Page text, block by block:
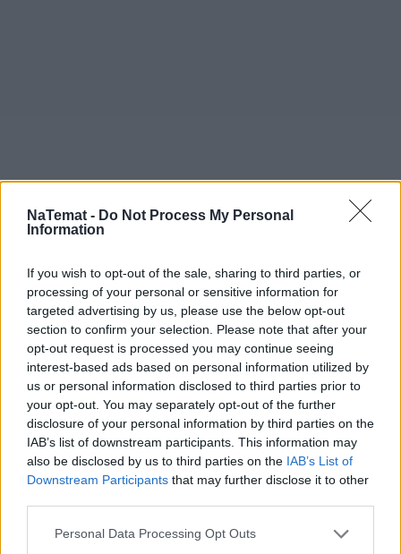
NaTemat - Do Not Process My Personal
Information
If you wish to opt-out of the sale, sharing to third parties, or
processing of your personal or sensitive information for
targeted advertising by us, please use the below opt-out
section to confirm your selection. Please note that after your
opt-out request is processed you may continue seeing
interest-based ads based on personal information utilized by
us or personal information disclosed to third parties prior to
your opt-out. You may separately opt-out of the further
disclosure of your personal information by third parties on the
IAB’s list of downstream participants. This information may
also be disclosed by us to third parties on the IAB’s List of
Downstream Participants that may further disclose it to other
Personal Data Processing Opt Outs
Przypomnijmy: w oświadczeniu majątkowym z 2023
metrowy jednorodzinny budynek mieszkalny (z
budynkami gospodarczymi), a wartość
nieruchomości szacowano na około 750 tys. zł.
Ponadto zawarto w nim informację o 73-arowej
działce rolnej o wartości 165 tys. zł, działce leśno-
rolnej o powierzchni 1,1 ha i wartości 137,5 tys. zł, a
także działce leśno-rolnej o powierzchni 1,4 ha i
wartości 165 tys. zł.
Zobacz także
Ziobro wywołał Tuska w nietypowy